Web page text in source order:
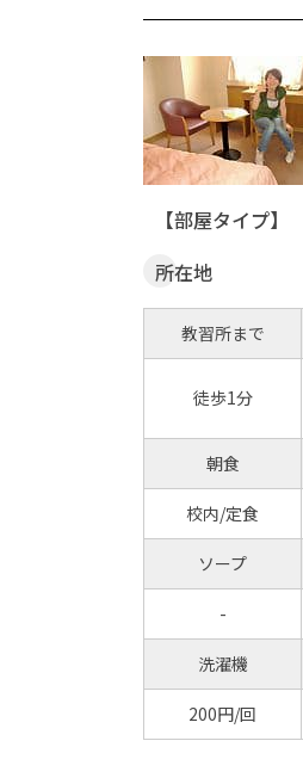
【部屋タイプ】
所在地
教習所まで
徒歩1分
朝食
校内/定食
ソープ
-
洗濯機
200円/回